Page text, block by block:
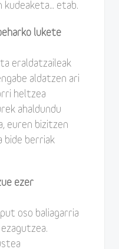
kudeaketa… etab.
lukete
eraldatzaileak
aldatzen ari
heltzea
ahaldundu
euren bizitzen
bide berriak
ezer
oso baliagarria